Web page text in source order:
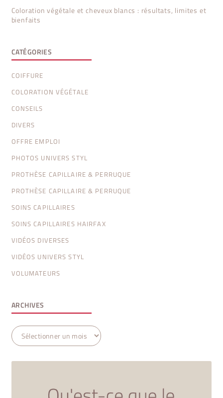
Coloration végétale et cheveux blancs : résultats, limites et
bienfaits
CATÉGORIES
COIFFURE
COLORATION VÉGÉTALE
CONSEILS
DIVERS
OFFRE EMPLOI
PHOTOS UNIVERS STYL
PROTHÈSE CAPILLAIRE & PERRUQUE
PROTHÈSE CAPILLAIRE & PERRUQUE
SOINS CAPILLAIRES
SOINS CAPILLAIRES HAIRFAX
VIDÉOS DIVERSES
VIDÉOS UNIVERS STYL
VOLUMATEURS
ARCHIVES